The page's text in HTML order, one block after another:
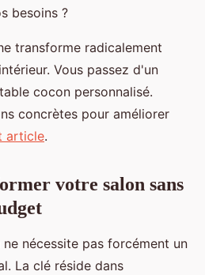
besoins ?
transforme radicalement
Vous passez d'un
cocon personnalisé.
concrètes pour améliorer
article.
votre salon sans
nécessite pas forcément un
La clé réside dans